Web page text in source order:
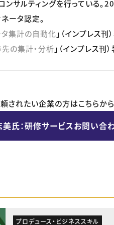
サルティングを行っている。
ータ認定。
集計の自動化 」（インプレス刊
の集計・分析 」（インプレス刊）
れたい企業の方はこちらから
氏：研修サービスお問い合
プロデュース・ビジネススキル